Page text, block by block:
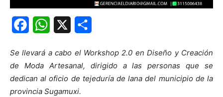
FacebookWhatsApp
Se llevará a cabo el Workshop 2.0 en Diseño y Creación
de Moda Artesanal, dirigido a las personas que se
dedican al oficio de tejeduría de lana del municipio de la
provincia Sugamuxi.